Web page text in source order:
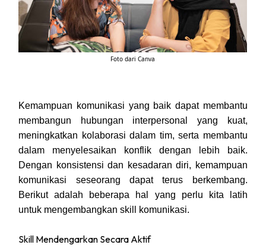
Foto dari Canva
Kemampuan komunikasi yang baik dapat membantu
membangun hubungan interpersonal yang kuat,
meningkatkan kolaborasi dalam tim, serta membantu
dalam menyelesaikan konflik dengan lebih baik.
Dengan konsistensi dan kesadaran diri, kemampuan
komunikasi seseorang dapat terus berkembang.
Berikut adalah beberapa hal yang perlu kita latih
untuk mengembangkan skill komunikasi.
Skill Mendengarkan Secara Aktif